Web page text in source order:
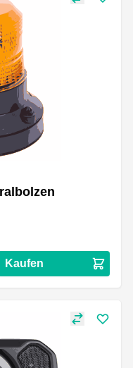
Kaufen